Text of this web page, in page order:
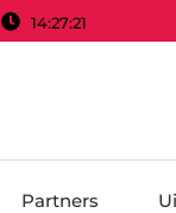
14:27:22
Partners